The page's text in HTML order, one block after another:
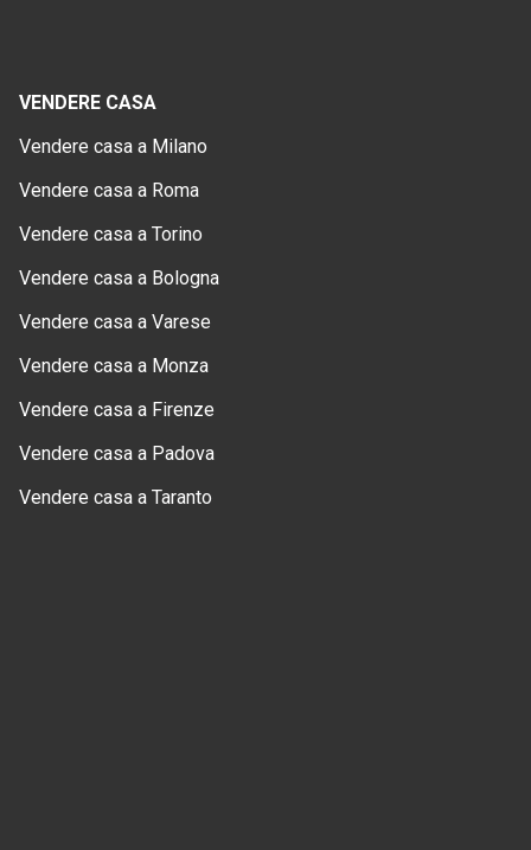
VENDERE CASA
Vendere casa a Milano
Vendere casa a Roma
Vendere casa a Torino
Vendere casa a Bologna
Vendere casa a Varese
Vendere casa a Monza
Vendere casa a Firenze
Vendere casa a Padova
Vendere casa a Taranto